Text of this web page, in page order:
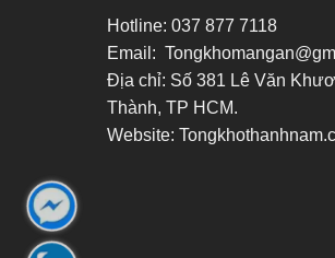
Hotline: 037 877 7118
Email:
Địa chỉ: Số 381 Lê Văn
Thành, TP HCM.
Website: